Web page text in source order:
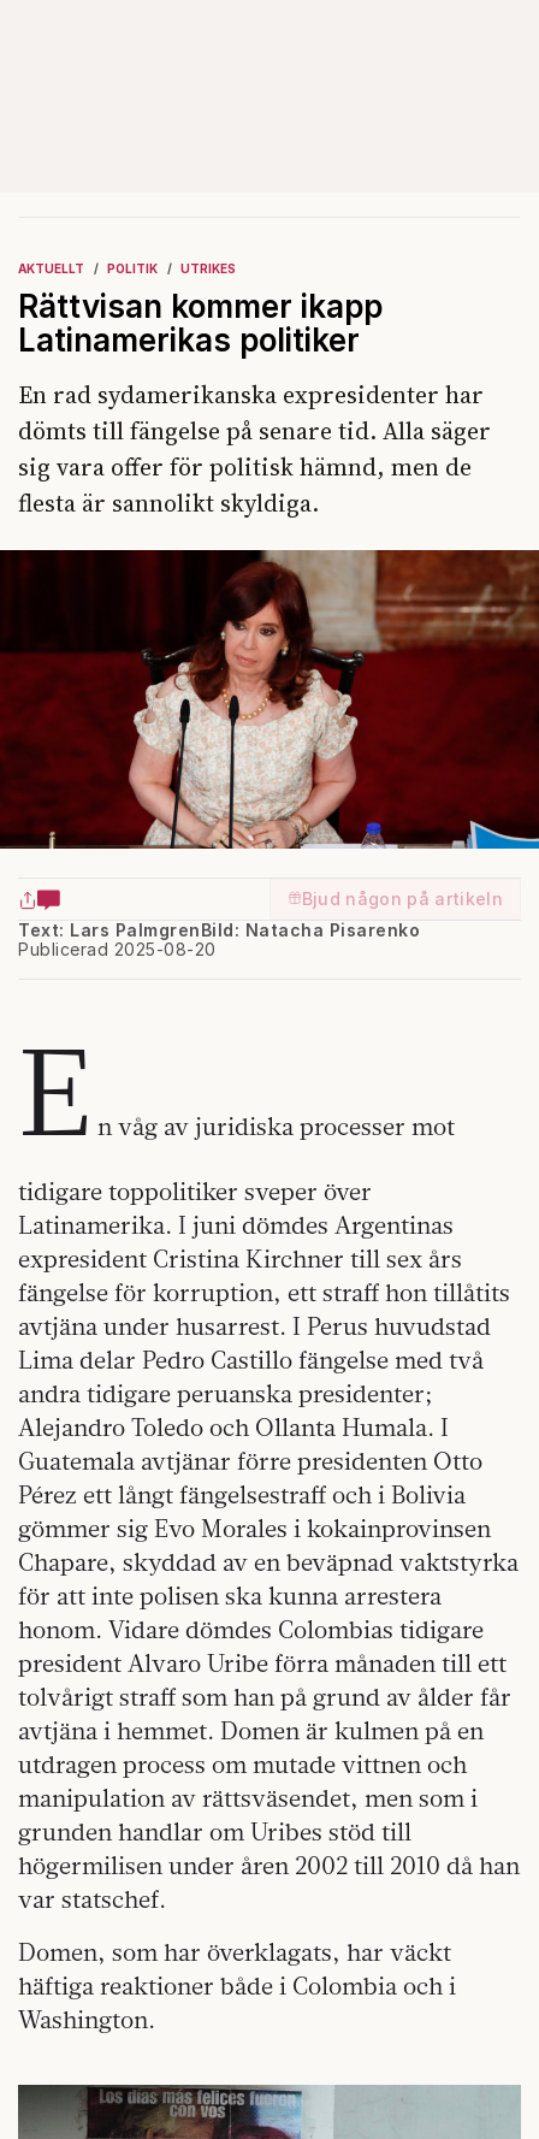
AKTUELLT POLITIK UTRIKES
Rättvisan kommer ikapp
Latinamerikas politiker
En rad sydamerikanska expresidenter har
dömts till fängelse på senare tid. Alla säger
sig vara offer för politisk hämnd, men de
flesta är sannolikt skyldiga.
Bjud någon på artikeln
Text: Lars Palmgren
Publicerad 2025-08-20
Bild: Natacha Pisarenko
E n våg av juridiska processer mot
tidigare toppolitiker sveper över
Latinamerika. I juni dömdes Argentinas
expresident Cristina Kirchner till sex års
fängelse för korruption, ett straff hon tillåtits
avtjäna under husarrest. I Perus huvudstad
Lima delar Pedro Castillo fängelse med två
andra tidigare peruanska presidenter;
Alejandro Toledo och Ollanta Humala. I
Guatemala avtjänar förre presidenten Otto
Pérez ett långt fängelsestraff och i Bolivia
gömmer sig Evo Morales i kokainprovinsen
Chapare, skyddad av en beväpnad vaktstyrka
för att inte polisen ska kunna arrestera
honom. Vidare dömdes Colombias tidigare
president Alvaro Uribe förra månaden till ett
tolvårigt straff som han på grund av ålder får
avtjäna i hemmet. Domen är kulmen på en
utdragen process om mutade vittnen och
manipulation av rättsväsendet, men som i
grunden handlar om Uribes stöd till
högermilisen under åren 2002 till 2010 då han
var statschef.
Domen, som har överklagats, har väckt
häftiga reaktioner både i Colombia och i
Washington.